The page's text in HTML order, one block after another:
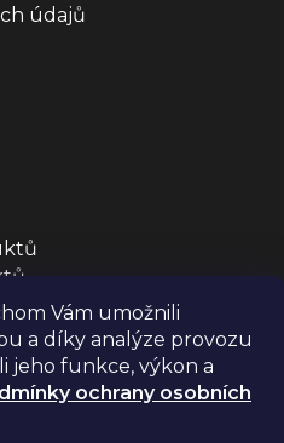
Vám umožnili
a díky analýze provozu
jeho funkce, výkon a
ochrany osobních
údajů